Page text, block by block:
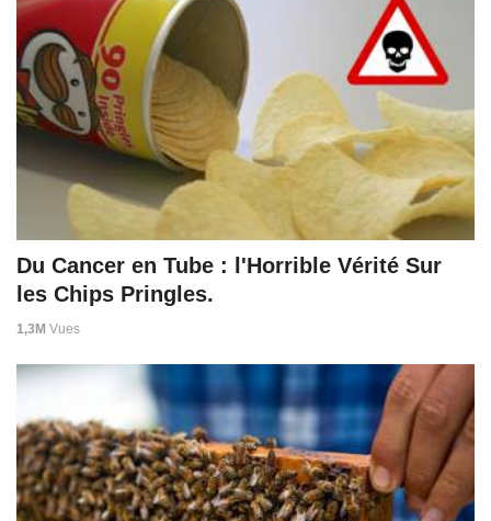
Du Cancer en Tube : l'Horrible Vérité Sur
les Chips Pringles.
1,3M Vues